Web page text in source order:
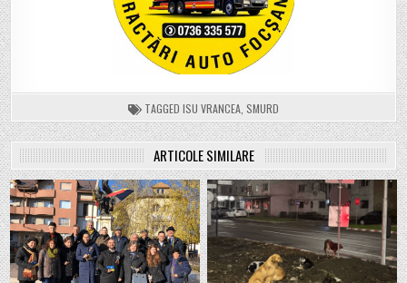
TAGGED ISU VRANCEA SMURD
ARTICOLE SIMILARE